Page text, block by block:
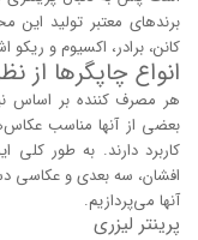
برند‌های معتبر تولید
کانن، برادر، اکسیوم و ریکو
انواع چاپگر‌ها از
هر مصرف کننده بر اساس
بعضی از آنها مناسب
کاربرد دارند. به طور کلی
افشان، سه بعدی و عکاسی
آنها می‌پردازیم.
پرینتر لیزری